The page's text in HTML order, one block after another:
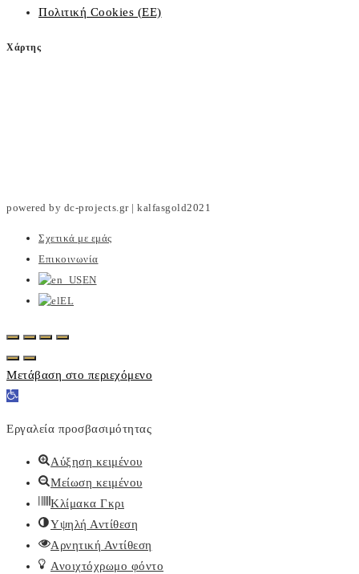
Πολιτική Cookies (ΕΕ)
Χάρτης
powered by dc-projects.gr | kalfasgold2021
Σχετικά με εμάς
Επικοινωνία
EN
EL
Μετάβαση στο περιεχόμενο
Ανοίξτε
γραμμή
εργαλείων
Εργαλεία προσβασιμότητας
Αύξηση κειμένου
Μείωση κειμένου
Κλίμακα Γκρι
Υψηλή Αντίθεση
Αρνητική Αντίθεση
Ανοιχτόχρωμο φόντο